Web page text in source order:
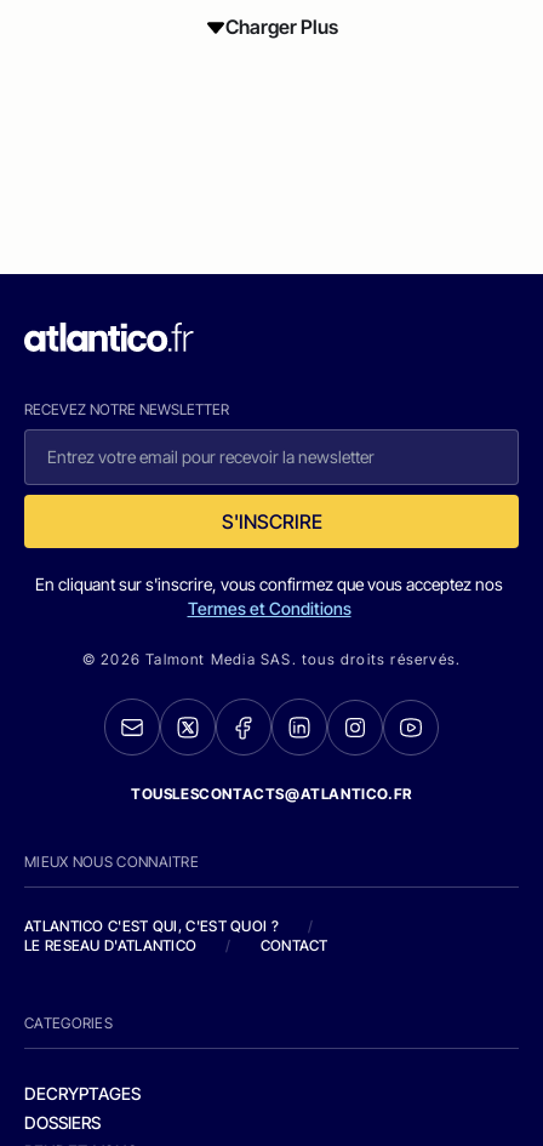
Charger Plus
RECEVEZ NOTRE NEWSLETTER
S'INSCRIRE
En cliquant sur s'inscrire, vous confirmez que vous acceptez nos
Termes et Conditions
© 2026 Talmont Media SAS. tous droits réservés.
TOUSLESCONTACTS@ATLANTICO.FR
MIEUX NOUS CONNAITRE
ATLANTICO C'EST QUI, C'EST QUOI ?
/
LE RESEAU D'ATLANTICO
/ CONTACT
CATEGORIES
DECRYPTAGES
DOSSIERS